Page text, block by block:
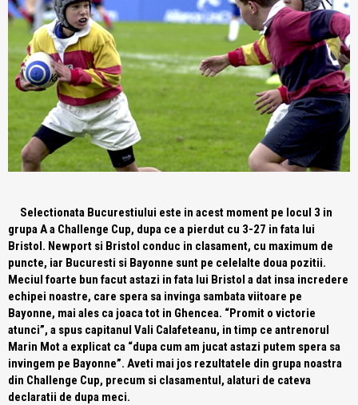
Selectionata Bucurestiului este in acest moment pe locul 3 in
grupa A a Challenge Cup, dupa ce a pierdut cu 3-27 in fata lui
Bristol. Newport si Bristol conduc in clasament, cu maximum de
puncte, iar Bucuresti si Bayonne sunt pe celelalte doua pozitii.
Meciul foarte bun facut astazi in fata lui Bristol a dat insa incredere
echipei noastre, care spera sa invinga sambata viitoare pe
Bayonne, mai ales ca joaca tot in Ghencea. “Promit o victorie
atunci”, a spus capitanul Vali Calafeteanu, in timp ce antrenorul
Marin Mot a explicat ca “dupa cum am jucat astazi putem spera sa
invingem pe Bayonne”. Aveti mai jos rezultatele din grupa noastra
din Challenge Cup, precum si clasamentul, alaturi de cateva
declaratii de dupa meci.